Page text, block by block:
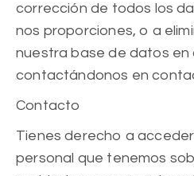
corrección de todos los
nos proporciones, o a
nuestra base de datos en
contactándonos en
Contacto
Tienes derecho a
personal que tenemos